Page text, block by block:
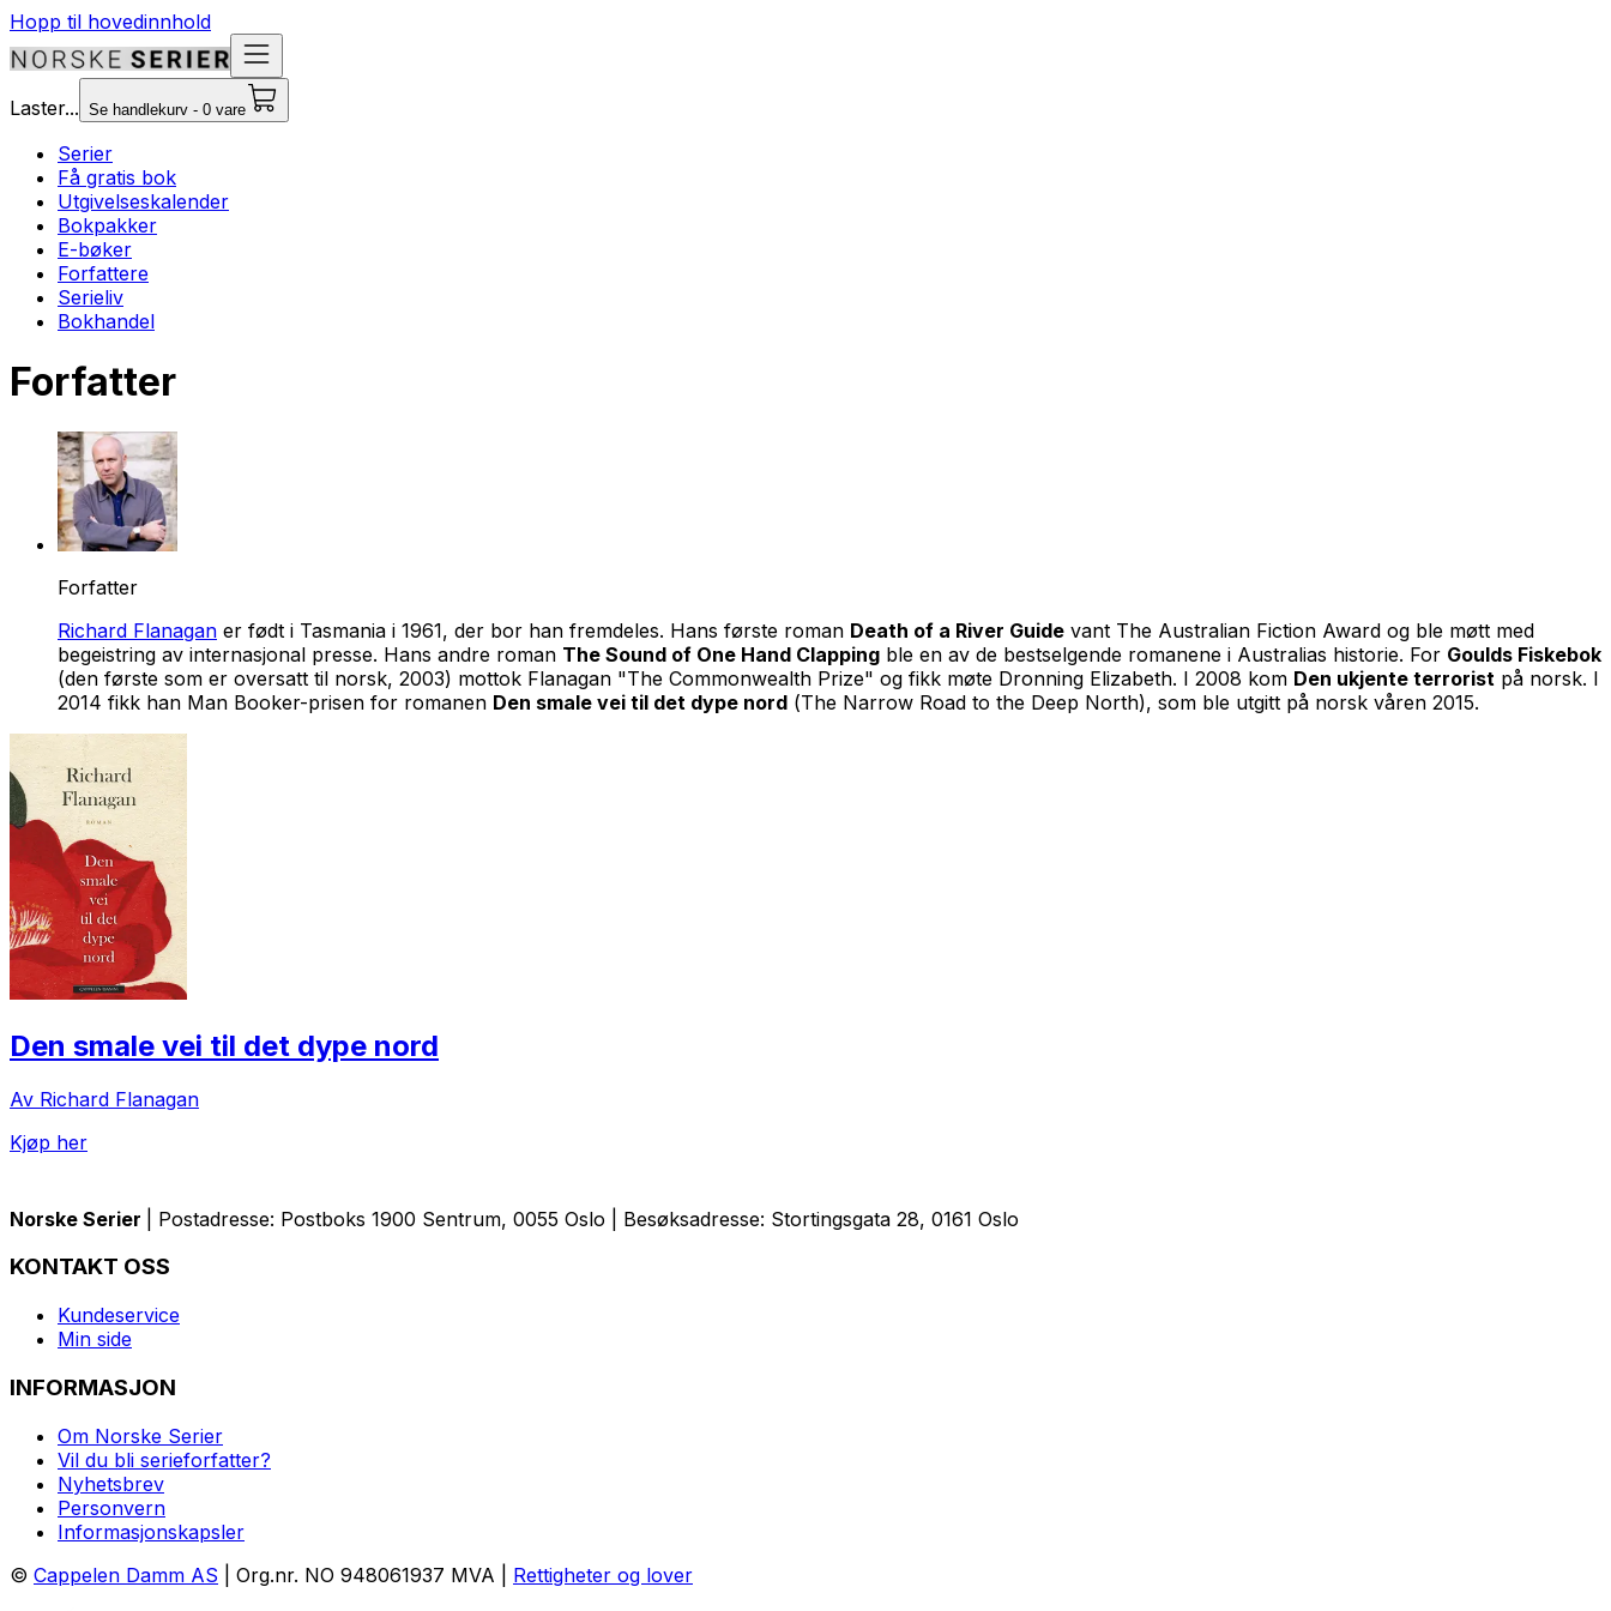
Hopp til hovedinnhold
Laster... Se handlekurv - 0 vare
Serier
Få gratis bok
Utgivelseskalender
Bokpakker
E-bøker
Forfattere
Serieliv
Bokhandel
Forfatter
Forfatter
Richard Flanagan er født i Tasmania i 1961, der bor han fremdeles. Hans første roman Death of a River Guide vant The Australian Fiction Award og ble møtt med
begeistring av internasjonal presse. Hans andre roman The Sound of One Hand Clapping ble en av de bestselgende romanene i Australias historie. For Goulds Fiskebok
(den første som er oversatt til norsk, 2003) mottok Flanagan "The Commonwealth Prize" og fikk møte Dronning Elizabeth. I 2008 kom Den ukjente terrorist på norsk. I
2014 fikk han Man Booker-prisen for romanen Den smale vei til det dype nord (The Narrow Road to the Deep North), som ble utgitt på norsk våren 2015.
Den smale vei til det dype nord
Av Richard Flanagan
Kjøp her
Norske Serier | Postadresse: Postboks 1900 Sentrum, 0055 Oslo | Besøksadresse: Stortingsgata 28, 0161 Oslo
KONTAKT OSS
Kundeservice
Min side
INFORMASJON
Om Norske Serier
Vil du bli serieforfatter?
Nyhetsbrev
Personvern
Informasjonskapsler
© Cappelen Damm AS | Org.nr. NO 948061937 MVA | Rettigheter og lover